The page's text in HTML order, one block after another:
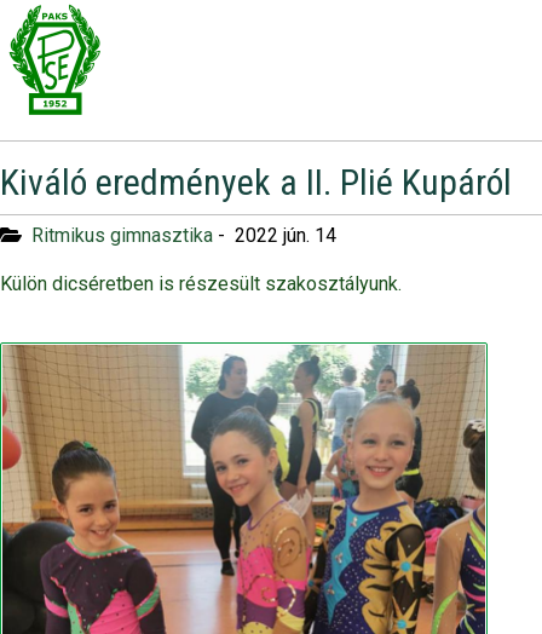
Kiváló eredmények a II. Plié Kupáról
Ritmikus gimnasztika - 2022 jún. 14
Külön dicséretben is részesült szakosztályunk.